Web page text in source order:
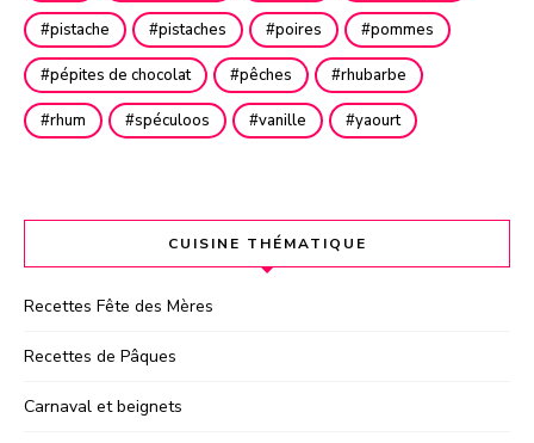
pistache pistaches poires pommes
pépites de chocolat pêches rhubarbe
rhum spéculoos vanille yaourt
CUISINE THÉMATIQUE
Recettes Fête des Mères
Recettes de Pâques
Carnaval et beignets